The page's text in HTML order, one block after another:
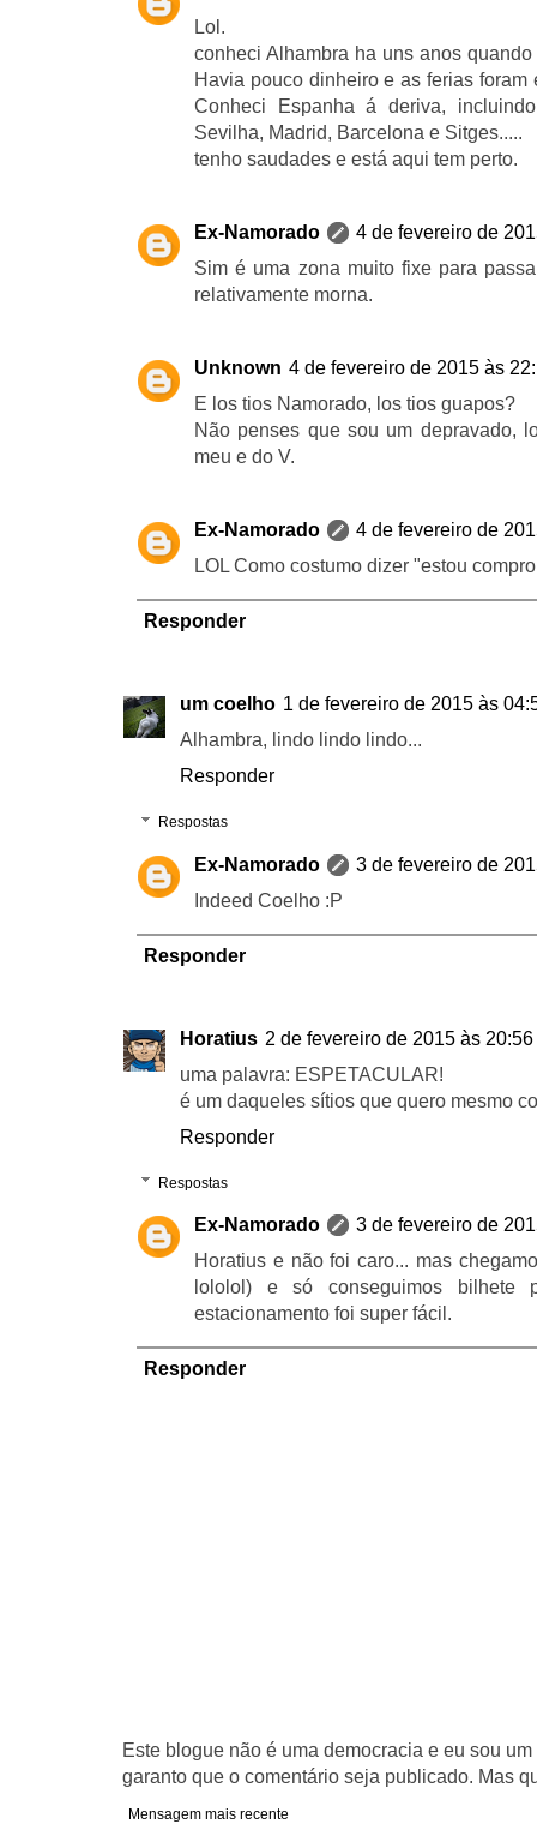
Lol.
conheci Alhambra ha uns anos
Havia pouco dinheiro e as ferias
Conheci Espanha á deriva,
Sevilha, Madrid, Barcelona e Sitges.....
tenho saudades e está aqui tem perto.
Ex-Namorado
4 de fevereiro de
Sim é uma zona muito fixe para
relativamente morna.
Unknown 4 de fevereiro de 2015 às
E los tios Namorado, los tios guapos?
Não penses que sou um depravado,
meu e do V.
Ex-Namorado
4 de fevereiro de
LOL Como costumo dizer "estou
Responder
um coelho 1 de fevereiro de 2015 às
Alhambra, lindo lindo lindo...
Responder
Respostas
Ex-Namorado
3 de fevereiro de
Indeed Coelho :P
Responder
Horatius 2 de fevereiro de 2015 às 20:56
uma palavra: ESPETACULAR!
é um daqueles sítios que quero mesmo
Responder
Respostas
Ex-Namorado
3 de fevereiro de
Horatius e não foi caro... mas
lololol) e só conseguimos bilhete
estacionamento foi super fácil.
Responder
Este blogue não é uma democracia e eu sou
garanto que o comentário seja publicado. Mas
Mensagem mais recente